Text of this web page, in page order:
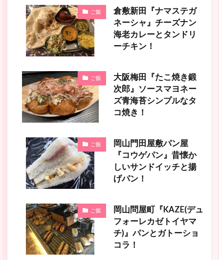
ご飯
倉敷新田『ナマステガ
ネーシャ』チーズナン
海老カレーとタンドリ
ーチキン！
ご飯
大阪梅田『たこ焼き鍛
次郎』ソースマヨネー
ズ青海苔シンプルなタ
コ焼き！
ご飯
岡山門田屋敷パン屋
『コウゲパン』昔懐か
しいサンドイッチと揚
げパン！
ご飯
岡山問屋町『KAZE(デュ
フォーレカゼトイヤマ
チ)』パンとガトーショ
コラ！